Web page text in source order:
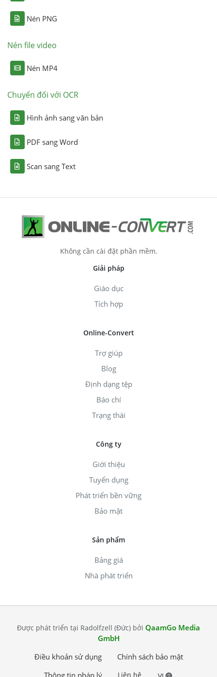
Nén PNG
Nén file video
Nén MP4
Chuyển đổi với OCR
Hình ảnh sang văn bản
PDF sang Word
Scan sang Text
Không cần cài đặt phần mềm.
Giải pháp
Giáo dục
Tích hợp
Online-Convert
Trợ giúp
Blog
Định dạng tệp
Báo chí
Trạng thái
Công ty
Giới thiệu
Tuyển dụng
Phát triển bền vững
Bảo mật
Sản phẩm
Bảng giá
Nhà phát triển
Được phát triển tại Radolfzell (Đức) bởi QaamGo Media
GmbH
Điều khoản sử dụng
Chính sách bảo mật
Liên hệ